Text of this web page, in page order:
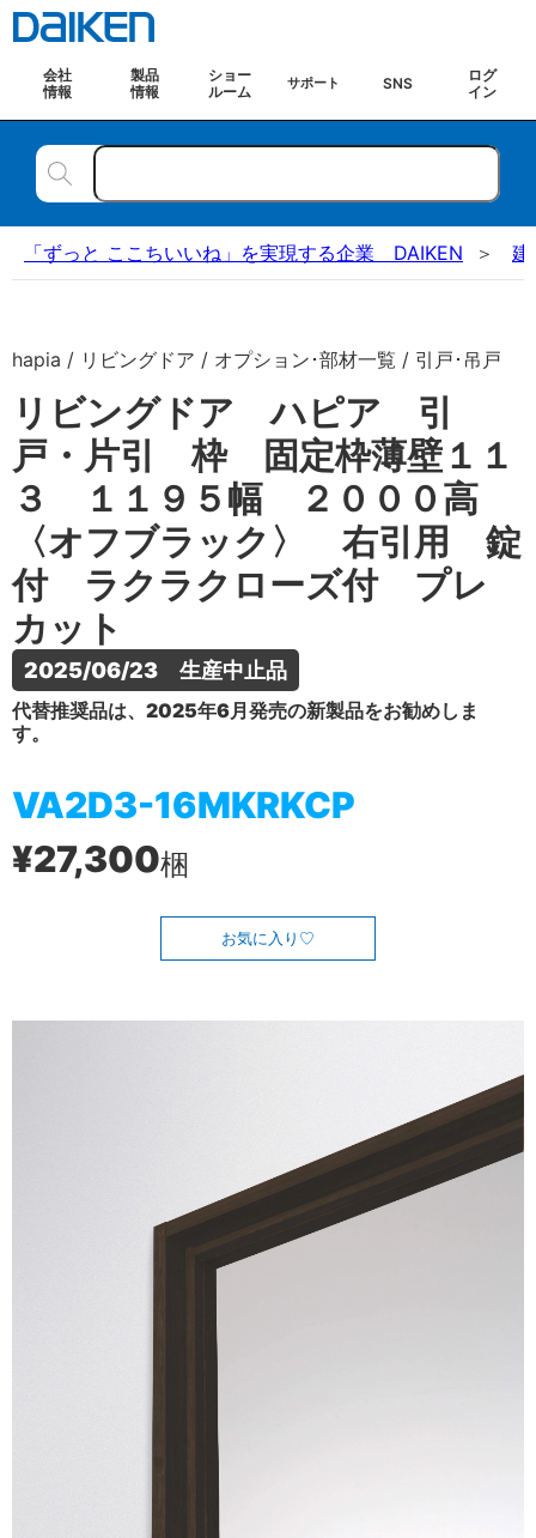
会社
情報
製品
情報
ショー
ルーム
サポート SNS
ログ
イン
「ずっと ここちいいね」を実現する企業 DAIKEN 建
hapia / リビングドア / オプション･部材一覧 / 引戸･吊戸
リビングドア ハピア 引
戸・片引 枠 固定枠薄壁１１
３ １１９５幅 ２０００高
〈オフブラック〉 右引用 錠
付 ラクラクローズ付 プレ
カット
2025/06/23　生産中止品
代替推奨品は、2025年6月発売の新製品をお勧めしま
す。
VA2D3-16MKRKCP
¥27,300梱
お気に入り